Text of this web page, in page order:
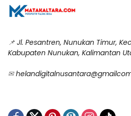
📌 Jl. Pesantren, Nunukan Timur,
Kabupaten Nunukan, Kalimantan
✉